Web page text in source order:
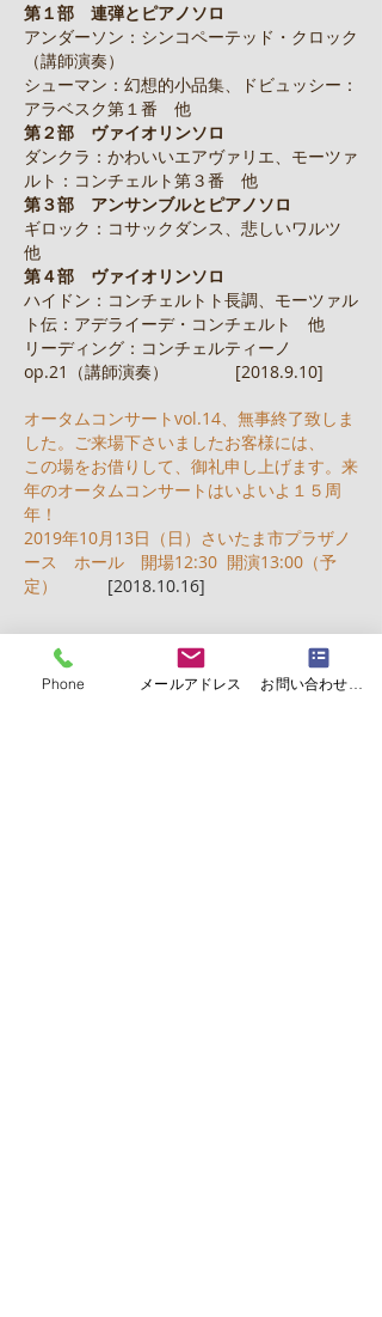
第１部 連弾とピアノソロ
アンダーソン：シンコペーテッド・クロック
（講師演奏）
シューマン：幻想的小品集、ドビュッシー：
アラベスク第１番 他
第２部 ヴァイオリンソロ
ダンクラ：かわいいエアヴァリエ、モーツァ
ルト：コンチェルト第３番 他
第３部 アンサンブルとピアノソロ
ギロック：コサックダンス、悲しいワルツ
他
第４部 ヴァイオリンソロ
ハイドン：コンチェルトト長調、モーツァル
ト伝：アデライーデ・コンチェルト 他
リーディング：コンチェルティーノ
op.21（講師演奏） [2018.9.10]
オータムコンサートvol.14、無事終了致しま
した。ご来場下さいましたお客様には、
この場をお借りして、御礼申し上げます。来
年のオータムコンサートはいよいよ１５周
年！
2019年10月13日（日）さいたま市プラザノ
ース ホール 開場12:30 開演13:00（予
定）
[2018.10.16]​
Phone メールアドレス